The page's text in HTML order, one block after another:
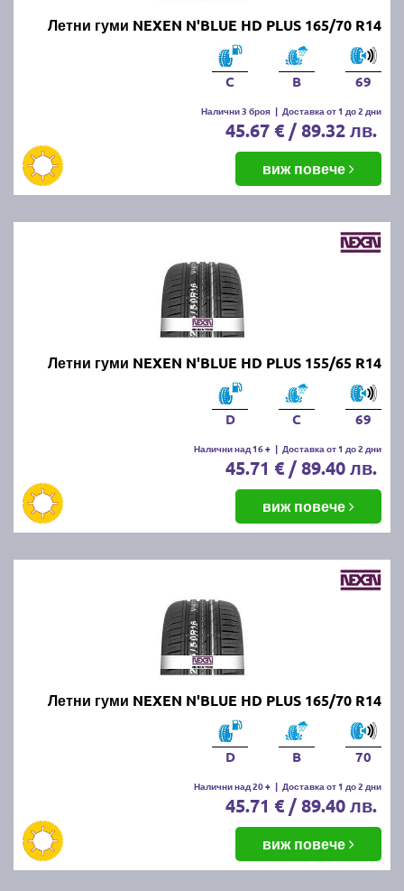
Летни гуми NEXEN N'BLUE HD PLUS 165/70 R14
C B 69
Налични 3 броя | Доставка от 1 до 2 дни
45.67 € / 89.32 лв.
виж повече
Летни гуми NEXEN N'BLUE HD PLUS 155/65 R14
D C 69
Налични над 16 + | Доставка от 1 до 2 дни
45.71 € / 89.40 лв.
виж повече
Летни гуми NEXEN N'BLUE HD PLUS 165/70 R14
D B 70
Налични над 20 + | Доставка от 1 до 2 дни
45.71 € / 89.40 лв.
виж повече